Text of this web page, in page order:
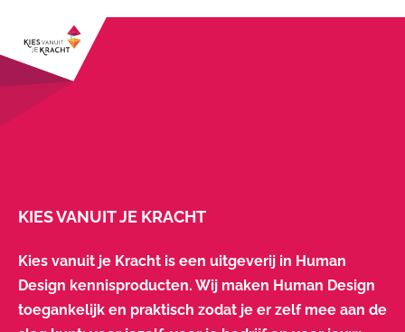
KIES VANUIT JE KRACHT
Kies vanuit je Kracht is een uitgeverij in Human
Design kennisproducten. Wij maken Human Design
toegankelijk en praktisch zodat je er zelf mee aan de